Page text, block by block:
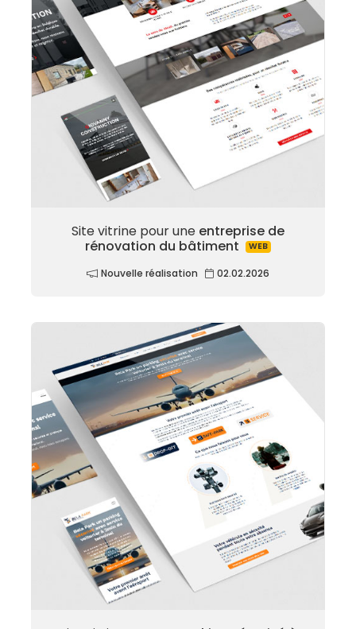
Site vitrine pour une entreprise de
rénovation du bâtiment
WEB
Nouvelle réalisation 02.02.2026